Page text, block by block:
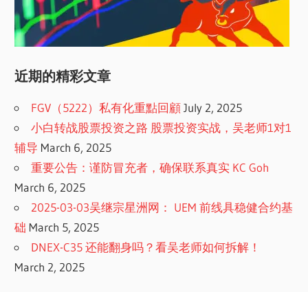
近期的精彩文章
FGV（5222）私有化重點回顧 July 2, 2025
小白转战股票投资之路 股票投资实战，吴老师1对1
辅导 March 6, 2025
重要公告：谨防冒充者，确保联系真实 KC Goh
March 6, 2025
2025-03-03吴继宗星洲网： UEM 前线具稳健合约基
础 March 5, 2025
DNEX-C35 还能翻身吗？看吴老师如何拆解！
March 2, 2025